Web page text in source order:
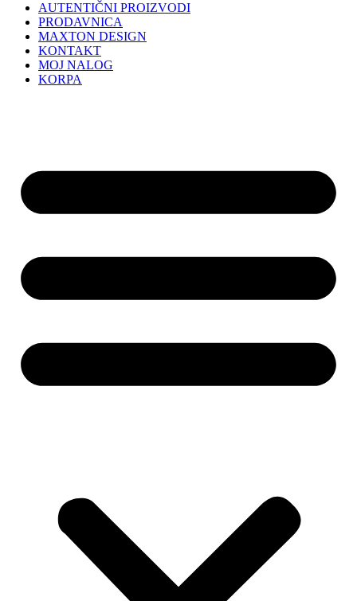
AUTENTIČNI PROIZVODI
PRODAVNICA
MAXTON DESIGN
KONTAKT
MOJ NALOG
KORPA